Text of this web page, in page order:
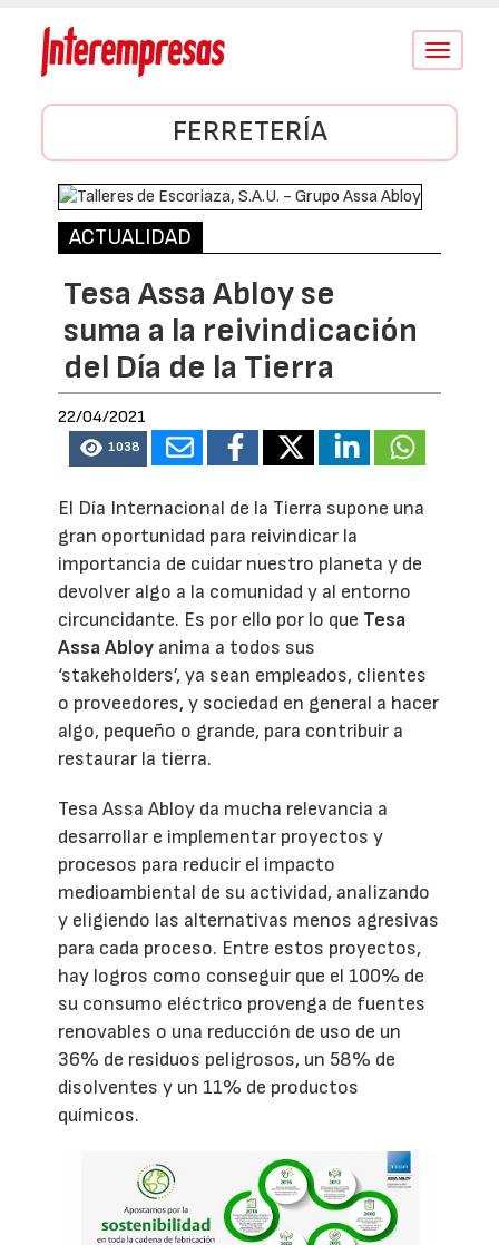
Conmutar
FERRETERÍA
ACTUALIDAD
Tesa Assa Abloy se
suma a la reivindicación
del Día de la Tierra
22/04/2021
1038
El Día Internacional de la Tierra supone una
gran oportunidad para reivindicar la
importancia de cuidar nuestro planeta y de
devolver algo a la comunidad y al entorno
circuncidante. Es por ello por lo que Tesa
Assa Abloy anima a todos sus
‘stakeholders’, ya sean empleados, clientes
o proveedores, y sociedad en general a hacer
algo, pequeño o grande, para contribuir a
restaurar la tierra.
Tesa Assa Abloy da mucha relevancia a
desarrollar e implementar proyectos y
procesos para reducir el impacto
medioambiental de su actividad, analizando
y eligiendo las alternativas menos agresivas
para cada proceso. Entre estos proyectos,
hay logros como conseguir que el 100% de
su consumo eléctrico provenga de fuentes
renovables o una reducción de uso de un
36% de residuos peligrosos, un 58% de
disolventes y un 11% de productos
químicos.